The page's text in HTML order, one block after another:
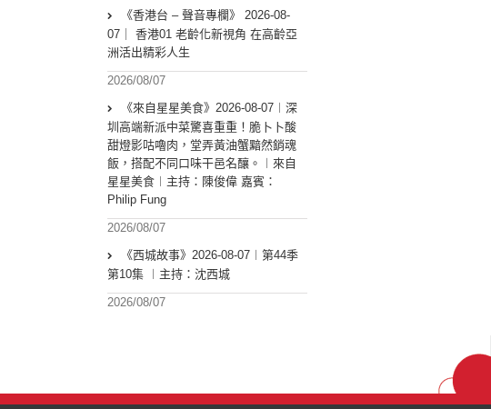
《香港台 – 聲音專欄》 2026-08-
07｜ 香港01 老齡化新視角 在高齡亞
洲活出精彩人生
2026/08/07
《來自星星美食》2026-08-07︱深
圳高端新派中菜驚喜重重！脆卜卜酸
甜燈影咕嚕肉，堂弄黃油蟹黯然銷魂
飯，搭配不同口味干邑名釀。︱來自
星星美食︱主持：陳俊偉 嘉賓：
Philip Fung
2026/08/07
《西城故事》2026-08-07︱第44季
第10集 ︱主持：沈西城
2026/08/07